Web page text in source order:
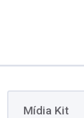
Mídia Kit